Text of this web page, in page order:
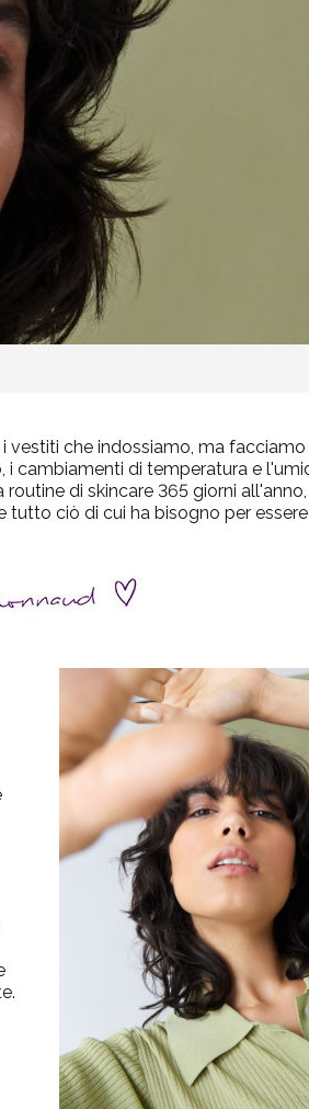
vestiti che indossiamo, ma
cambiamenti di temperatura e
di skincare 365 giorni
ciò di cui ha bisogno per